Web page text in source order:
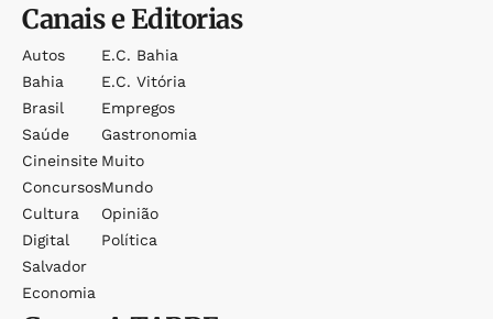
Canais e Editorias
Autos
Bahia
Brasil
Saúde
Cineinsite
Concursos
Cultura
Digital
Salvador
Economia
E.c. Bahia
E.c. Vitória
Empregos
Gastronomia
Muito
Mundo
Opinião
Política